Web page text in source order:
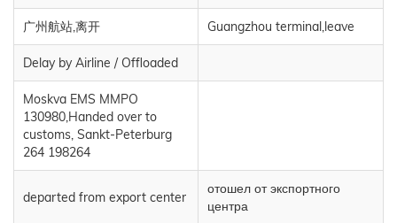
广州航站,离开 Guangzhou terminal,leave
Delay by Airline / Offloaded
Moskva EMS MMPO
130980,Handed over to
customs, Sankt-Peterburg
264 198264
departed from export center
отошел от экспортного
центра